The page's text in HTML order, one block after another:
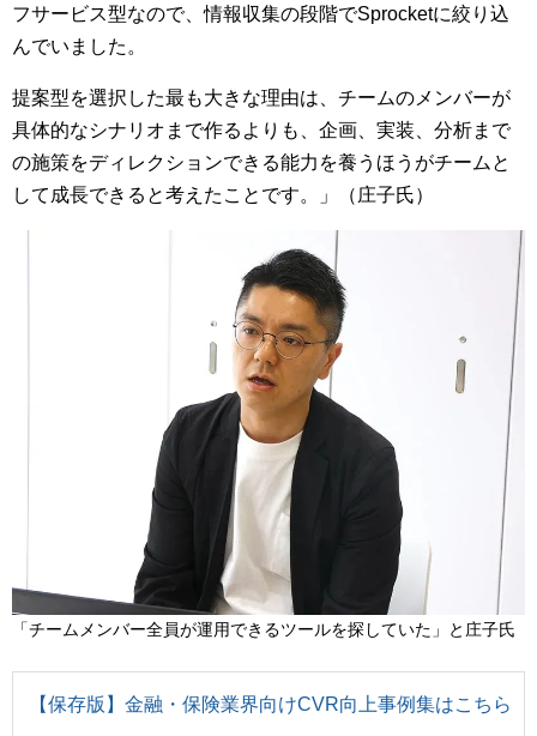
フサービス型なので、情報収集の段階でSprocketに絞り込
んでいました。
提案型を選択した最も大きな理由は、チームのメンバーが
具体的なシナリオまで作るよりも、企画、実装、分析まで
の施策をディレクションできる能力を養うほうがチームと
して成長できると考えたことです。」（庄子氏）
「チームメンバー全員が運用できるツールを探していた」と庄子氏
【保存版】金融・保険業界向けCVR向上事例集はこちら